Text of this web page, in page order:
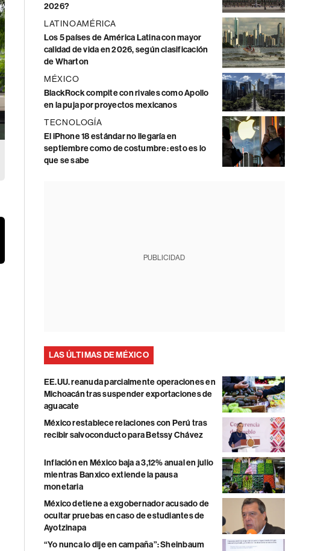
2026?
LATINOAMÉRICA
Los 5 países de América Latina con mayor
calidad de vida en 2026, según clasificación
de Wharton
MÉXICO
BlackRock compite con rivales como Apollo
en la puja por proyectos mexicanos
TECNOLOGÍA
El iPhone 18 estándar no llegaría en
septiembre como de costumbre: esto es lo
que se sabe
PUBLICIDAD
LAS ÚLTIMAS DE MÉXICO
EE.UU. reanuda parcialmente operaciones en
Michoacán tras suspender exportaciones de
aguacate
México restablece relaciones con Perú tras
recibir salvoconducto para Betssy Chávez
Inflación en México baja a 3,12% anual en julio
mientras Banxico extiende la pausa
monetaria
México detiene a exgobernador acusado de
ocultar pruebas en caso de estudiantes de
Ayotzinapa
“Yo nunca lo dije en campaña”: Sheinbaum